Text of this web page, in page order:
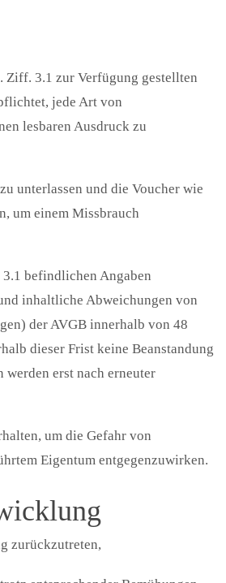
Ziff. 3.1 zur Verfügung gestellten
jede Art von
lesbaren Ausdruck zu
unterlassen und die Voucher wie
um einem Missbrauch
befindlichen Angaben
inhaltliche Abweichungen von
der AVGB innerhalb von 48
dieser Frist keine Beanstandung
erst nach erneuter
um die Gefahr von
Eigentum entgegenzuwirken.
zurückzutreten,